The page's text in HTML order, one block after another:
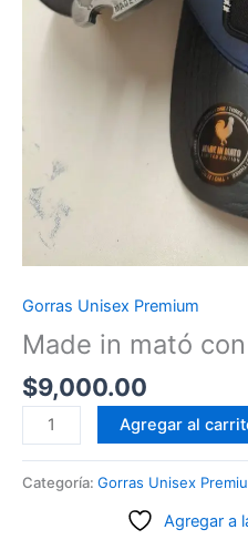
Gorras Unisex Premium
Made in mató
$9,000.00
Made
in
Agregar al
Categoría: Gorras Unisex
Agregar a